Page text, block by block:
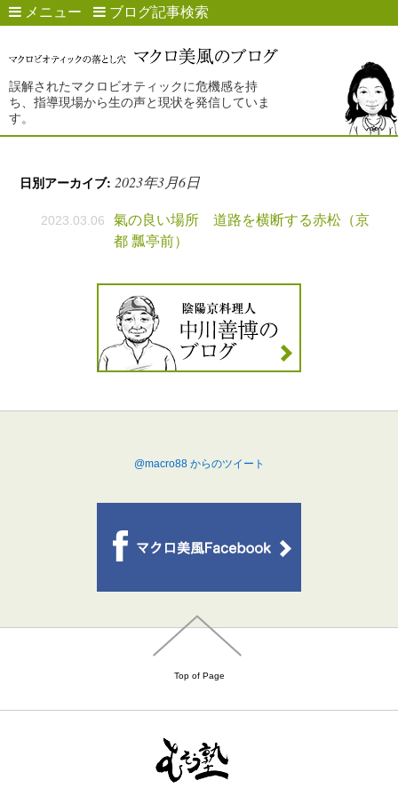
メニュー ブログ記事検索
誤解されたマクロビオティックに危機感を持
ち、指導現場から生の声と現状を発信していま
す。
日別アーカイブ:2023年3月6日
2023.03.06
氣の良い場所 道路を横断する赤松（京
都 瓢亭前）
@macro88 からのツイート
Top of Page